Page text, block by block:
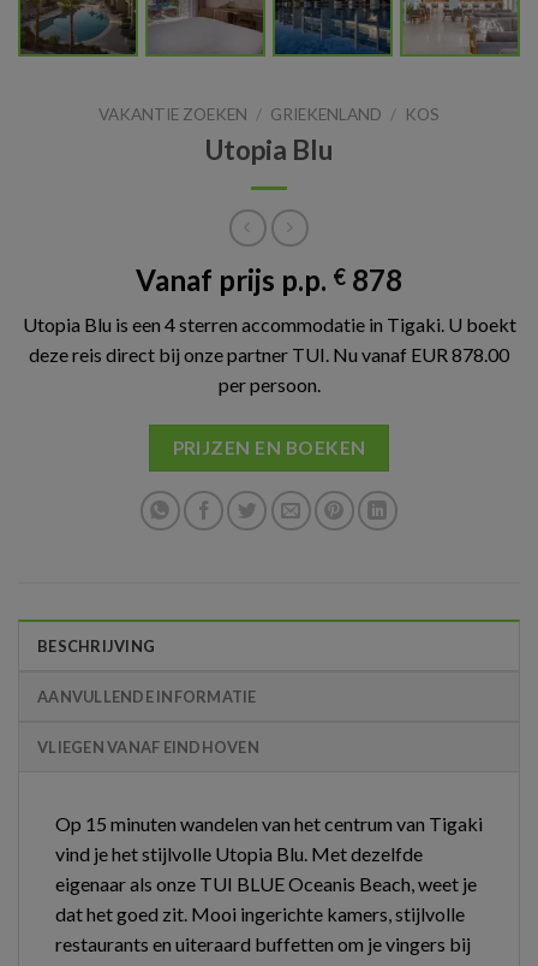
VAKANTIE ZOEKEN / GRIEKENLAND / KOS
Utopia Blu
Vanaf prijs p.p. € 878
Utopia Blu is een 4 sterren accommodatie in Tigaki. U boekt
deze reis direct bij onze partner TUI. Nu vanaf EUR 878.00
per persoon.
PRIJZEN EN BOEKEN
BESCHRIJVING
AANVULLENDE INFORMATIE
VLIEGEN VANAF EINDHOVEN
Op 15 minuten wandelen van het centrum van Tigaki
vind je het stijlvolle Utopia Blu. Met dezelfde
eigenaar als onze TUI BLUE Oceanis Beach, weet je
dat het goed zit. Mooi ingerichte kamers, stijlvolle
restaurants en uiteraard buffetten om je vingers bij